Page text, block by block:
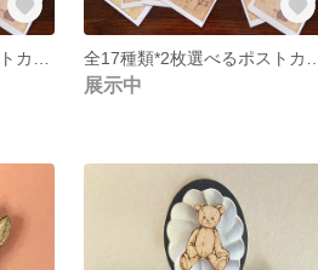
展示中